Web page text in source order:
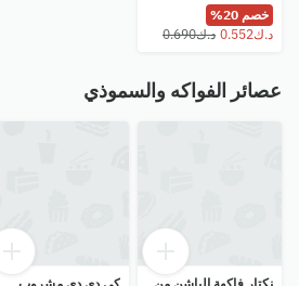
خصم 20%
عصائر الفواكه والسموذي